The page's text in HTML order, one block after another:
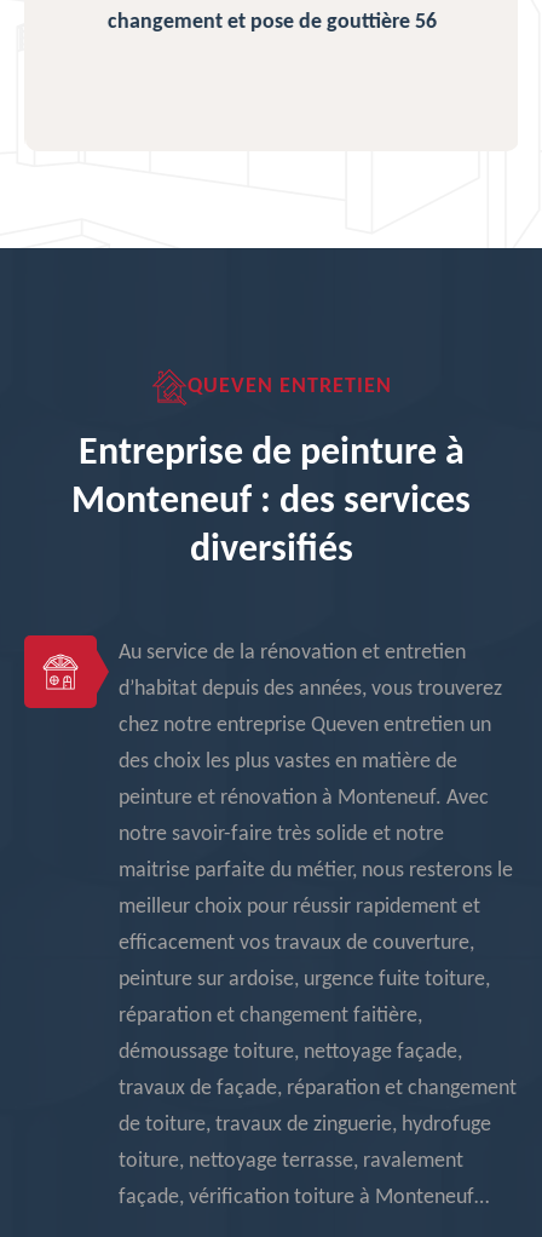
changement et pose de gouttière 56
QUEVEN ENTRETIEN
Entreprise de peinture à
Monteneuf : des services
diversifiés
Au service de la rénovation et entretien
d’habitat depuis des années, vous trouverez
chez notre entreprise Queven entretien un
des choix les plus vastes en matière de
peinture et rénovation à Monteneuf. Avec
notre savoir-faire très solide et notre
maitrise parfaite du métier, nous resterons le
meilleur choix pour réussir rapidement et
efficacement vos travaux de couverture,
peinture sur ardoise, urgence fuite toiture,
réparation et changement faitière,
démoussage toiture, nettoyage façade,
travaux de façade, réparation et changement
de toiture, travaux de zinguerie, hydrofuge
toiture, nettoyage terrasse, ravalement
façade, vérification toiture à Monteneuf…